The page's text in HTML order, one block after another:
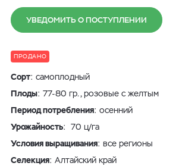
УВЕДОМИТЬ О ПОСТУПЛЕНИИ
ПРОДАНО
Сорт: самоплодный
Плоды: 77-80 гр., розовые с желтым
Период потребления: осенний
Урожайность: 70 ц/га
Условия выращивания: все регионы
Селекция: Алтайский край